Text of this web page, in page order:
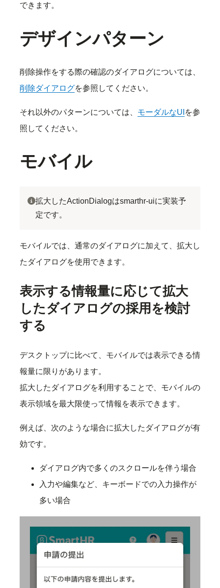
できます。
デザインパターン
削除操作をする際の確認のダイアログについては、
削除ダイアログを参照してください。
それ以外のパターンについては、 モーダルなUI を参
照してください。
モバイル
拡大したActionDialogはsmarthr-uiに実装予
定です。
モバイルでは、通常のダイアログに加えて、拡大し
たダイアログを使用できます。
表示する情報量に応じて拡大
したダイアログの採用を検討
する
デスクトップに比べて、モバイルでは表示できる情
報量に限りがあります。
拡大したダイアログを利用することで、モバイルの
表示領域を最大限使って情報を表示できます。
例えば、次のような場合に拡大したダイアログが有
効です。
ダイアログ内で多くのスクロールを伴う場合
入力や編集など、キーボードでの入力操作が
多い場合